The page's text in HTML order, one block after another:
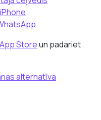
Storeun padariet
alternatīva